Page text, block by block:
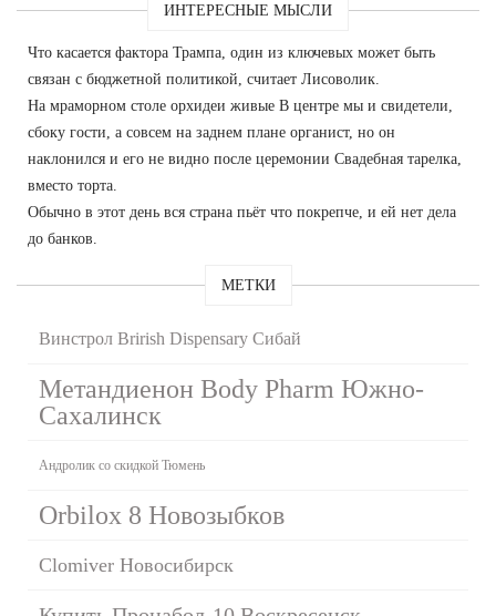
ИНТЕРЕСНЫЕ МЫСЛИ
Что касается фактора Трампа, один из ключевых может быть
связан с бюджетной политикой, считает Лисоволик.
На мраморном столе орхидеи живые В центре мы и свидетели,
сбоку гости, а совсем на заднем плане органист, но он
наклонился и его не видно после церемонии Свадебная тарелка,
вместо торта.
Обычно в этот день вся страна пьёт что покрепче, и ей нет дела
до банков.
МЕТКИ
Винстрол Brirish Dispensary Сибай
Метандиенон Body Pharm Южно-
Сахалинск
Андролик со скидкой Тюмень
Orbilox 8 Новозыбков
Clomiver Новосибирск